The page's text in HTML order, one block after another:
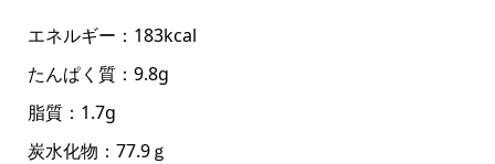
エネルギー：183kcal
たんぱく質：9.8g
脂質：1.7g
炭水化物：77.9ｇ